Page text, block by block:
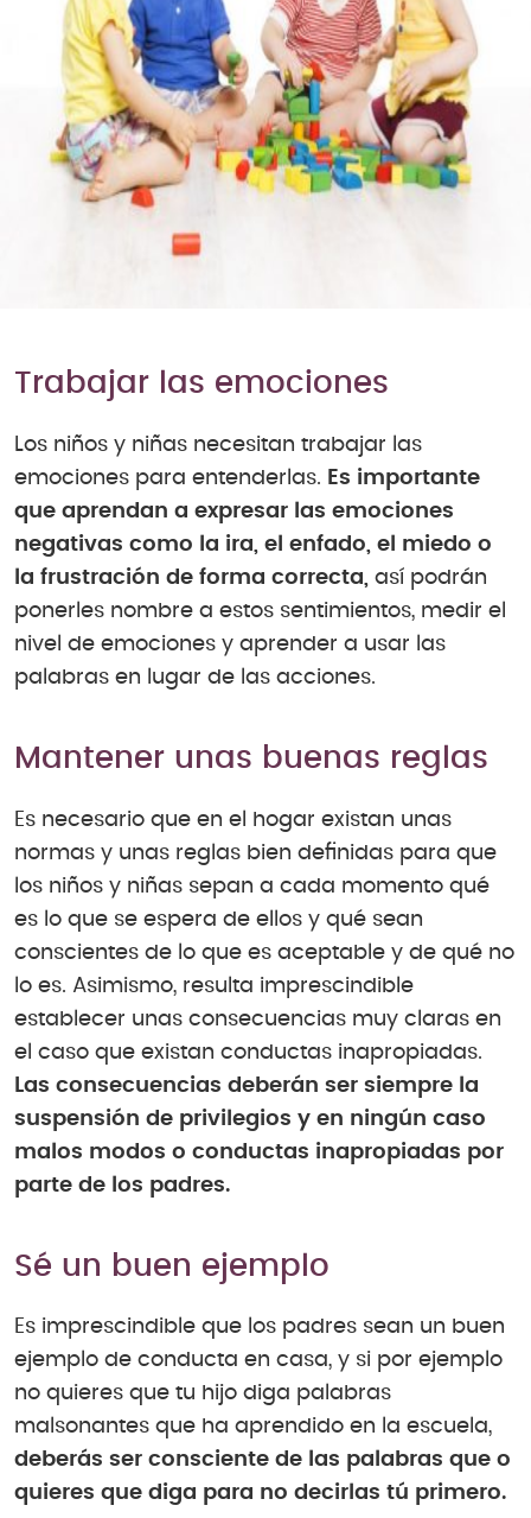
Trabajar las emociones
Los niños y niñas necesitan trabajar las
emociones para entenderlas. Es importante
que aprendan a expresar las emociones
negativas como la ira, el enfado, el miedo o
la frustración de forma correcta, así podrán
ponerles nombre a estos sentimientos, medir el
nivel de emociones y aprender a usar las
palabras en lugar de las acciones.
Mantener unas buenas reglas
Es necesario que en el hogar existan unas
normas y unas reglas bien definidas para que
los niños y niñas sepan a cada momento qué
es lo que se espera de ellos y qué sean
conscientes de lo que es aceptable y de qué no
lo es. Asimismo, resulta imprescindible
establecer unas consecuencias muy claras en
el caso que existan conductas inapropiadas.
Las consecuencias deberán ser siempre la
suspensión de privilegios y en ningún caso
malos modos o conductas inapropiadas por
parte de los padres.
Sé un buen ejemplo
Es imprescindible que los padres sean un buen
ejemplo de conducta en casa, y si por ejemplo
no quieres que tu hijo diga palabras
malsonantes que ha aprendido en la escuela,
deberás ser consciente de las palabras que o
quieres que diga para no decirlas tú primero.